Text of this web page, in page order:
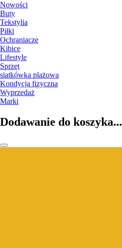
Nowości
Buty
Tekstylia
Piłki
Ochraniacze
Kibice
Lifestyle
Sprzęt
siatkówka plażowa
Kondycja fizyczna
Wyprzedaż
Marki
Dodawanie do koszyka...